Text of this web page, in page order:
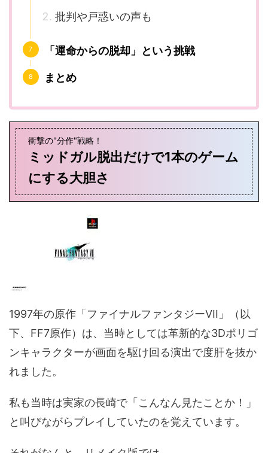
批判や戸惑いの声も
「運命からの脱却」という挑戦
まとめ
衝撃の"分作"戦略！
ミッドガル脱出だけで1本のゲーム
にする大胆さ
1997年の原作「ファイナルファンタジーVII」（以
下、FF7原作）は、当時としては革新的な3Dポリゴ
ンキャラクターが画面を駆け回る演出で度肝を抜か
れました。
私も当時は実家の長崎で「こんなん見たことか！」
と叫びながらプレイしていたのを覚えています。